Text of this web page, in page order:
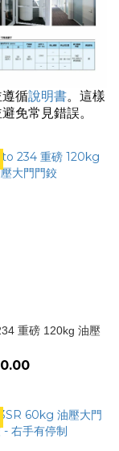
循說明書。這樣
免常見錯誤。
重磅 120kg 油壓